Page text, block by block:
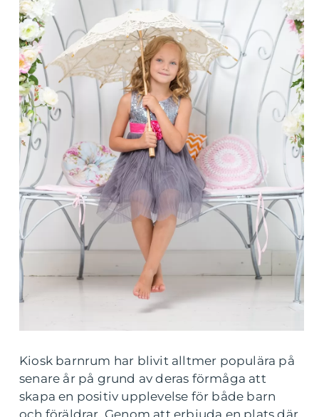
Kiosk barnrum har blivit alltmer populära på
senare år på grund av deras förmåga att
skapa en positiv upplevelse för både barn
och föräldrar. Genom att erbjuda en plats där